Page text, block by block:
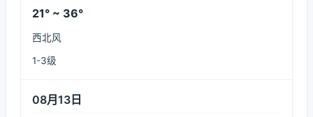
21° ~ 36°
西北风
1-3级
08月13日